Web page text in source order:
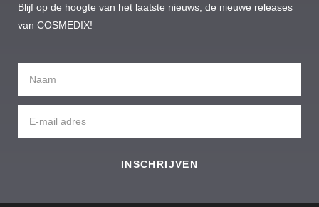
Blijf op de hoogte van het laatste nieuws, de nieuwe releases
van COSMEDIX!
INSCHRIJVEN